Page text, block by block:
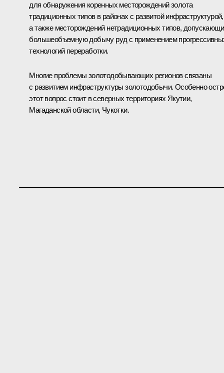
для обнаружения коренных месторождений золота
традиционных типов в районах с развитой инфраструктурой,
а также месторождений нетрадиционных типов,
большеобъемную добычу руд с применением
технологий переработки.
Многие проблемы золотодобывающих регионов связаны
с развитием инфраструктуры золотодобычи. Особенно
этот вопрос стоит в северных территориях Якутии,
Магаданской области, Чукотки.